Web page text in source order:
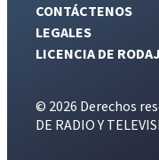
CONTÁCTENOS
LEGALES
LICENCIA DE
© 2026 Derechos
DE RADIO Y